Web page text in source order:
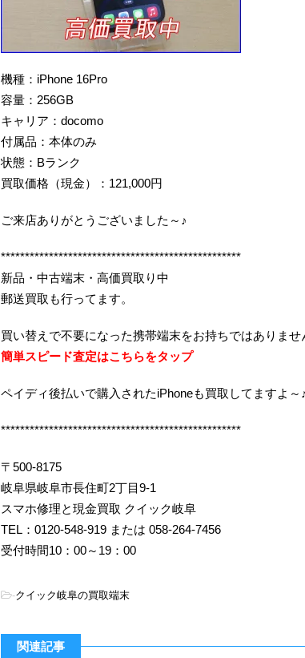
機種：iPhone 16Pro
容量：256GB
キャリア：docomo
付属品：本体のみ
状態：Bランク
買取価格（現金）：121,000円
ご来店ありがとうございました～♪
**************************************************
新品・中古端末・高価買取り中
郵送買取も行ってます。
買い替えで不要になった携帯端末をお持ちではありませ
簡単スピード査定はこちらをタップ
ペイディ後払いで購入されたiPhoneも買取してますよ～♪
**************************************************
〒500-8175
岐阜県岐阜市長住町2丁目9-1
スマホ修理と現金買取 クイック岐阜
TEL：0120-548-919 または 058-264-7456
受付時間10：00～19：00
-クイック岐阜の買取端末
関連記事